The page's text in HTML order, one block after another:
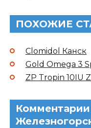
ПОХОЖИЕ
Clomidol Канск
Gold Omega 3
ZP Tropin 10IU